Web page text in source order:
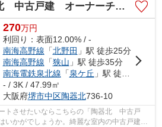
中古戸建 オーナーチェンジ
270万円
利回り：表面12.00% / -
南海高野線 「北野田 」駅 徒歩25分
南海高野線 「狭山 」駅 徒歩35分
南海電鉄泉北線 「泉ケ丘 」駅 徒歩39分
- / 3K / 47.99㎡
大阪府堺市中区陶器北736-10
トさせたいならこちらの「陶器北 中古戸
かがでしょうか。綺麗な室内の中古戸建て